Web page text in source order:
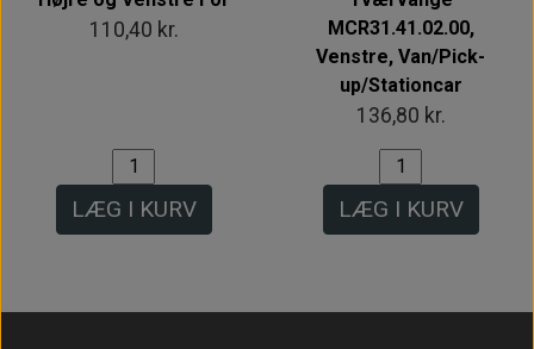
110,40 kr.
LÆG I KURV
MCR31.41.02.00,
Venstre, Van/Pick-
up/Stationcar
136,80 kr.
LÆG I KURV